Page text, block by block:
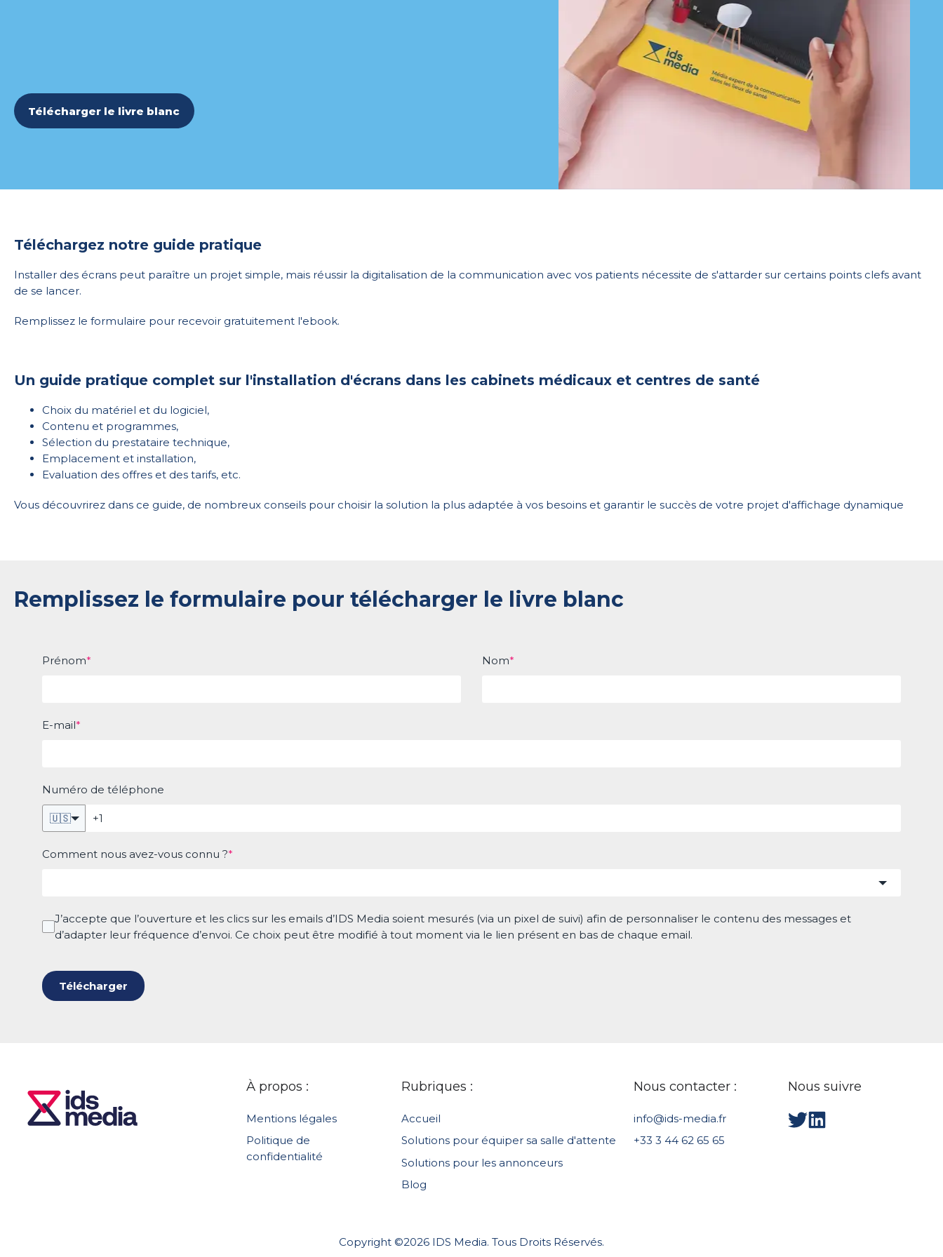
Télécharger le livre blanc
Téléchargez notre guide pratique
Installer des écrans peut paraître un projet simple, mais réussir la digitalisation de la communication avec vos patients nécessite de s'attarder sur certains points clefs avant
de se lancer.
Remplissez le formulaire pour recevoir gratuitement l'ebook.
Un guide pratique complet sur l'installation d'écrans dans les cabinets médicaux et centres de santé
Choix du matériel et du logiciel,
Contenu et programmes,
Sélection du prestataire technique,
Emplacement et installation,
Evaluation des offres et des tarifs, etc.
Vous découvrirez dans ce guide, de nombreux conseils pour choisir la solution la plus adaptée à vos besoins et garantir le succès de votre projet d'affichage dynamique
Remplissez le formulaire pour télécharger le livre blanc
Prénom* Nom*
E-mail*
Numéro de téléphone
🇺🇸
Comment nous avez-vous connu ?*
J’accepte que l’ouverture et les clics sur les emails d’IDS Media soient mesurés (via un pixel de suivi) afin de personnaliser le contenu des messages et
d’adapter leur fréquence d’envoi. Ce choix peut être modifié à tout moment via le lien présent en bas de chaque email.
Télécharger
À propos :
Mentions légales
Politique de
confidentialité
Rubriques :
Accueil
Solutions pour équiper sa salle d'attente
Solutions pour les annonceurs
Blog
Nous contacter :
info@ids-media.fr
+33 3 44 62 65 65
Nous suivre
Copyright ©2026 IDS Media. Tous Droits Réservés.